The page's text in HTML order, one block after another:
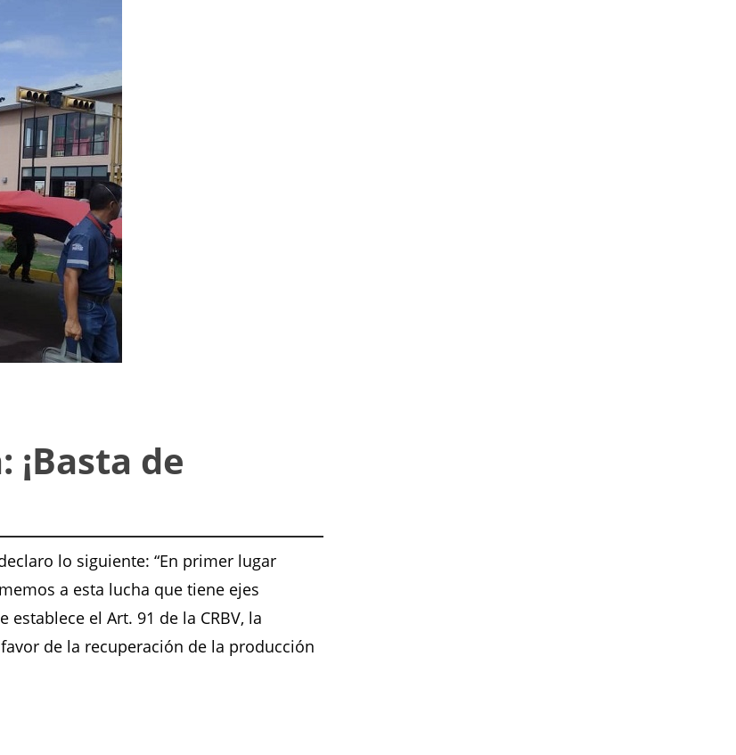
de
lo siguiente: “En primer lugar
a esta lucha que tiene ejes
el Art. 91 de la CRBV, la
de la recuperación de la producción